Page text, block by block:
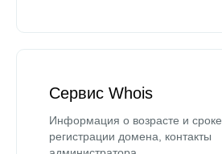
Сервис Whois
Информация о возрасте и сроке
регистрации домена, контакты